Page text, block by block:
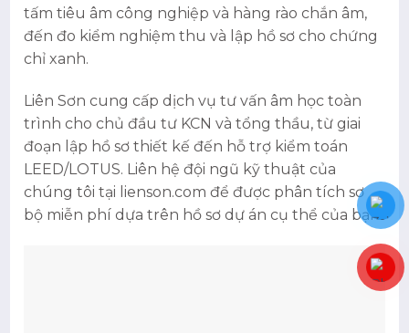
tấm tiêu âm công nghiệp và hàng rào chắn âm,
đến đo kiểm nghiệm thu và lập hồ sơ cho chứng
chỉ xanh.
Liên Sơn cung cấp dịch vụ tư vấn âm học toàn
trình cho chủ đầu tư KCN và tổng thầu, từ giai
đoạn lập hồ sơ thiết kế đến hỗ trợ kiểm toán
LEED/LOTUS. Liên hệ đội ngũ kỹ thuật của
chúng tôi tại lienson.com để được phân tích sơ
bộ miễn phí dựa trên hồ sơ dự án cụ thể của bạn.